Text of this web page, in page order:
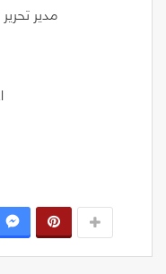
*مدير تحرير